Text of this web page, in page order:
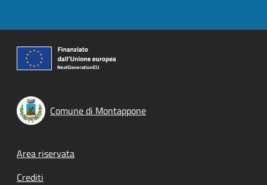
Comune di Montappone
Footer menu
Area riservata
Crediti